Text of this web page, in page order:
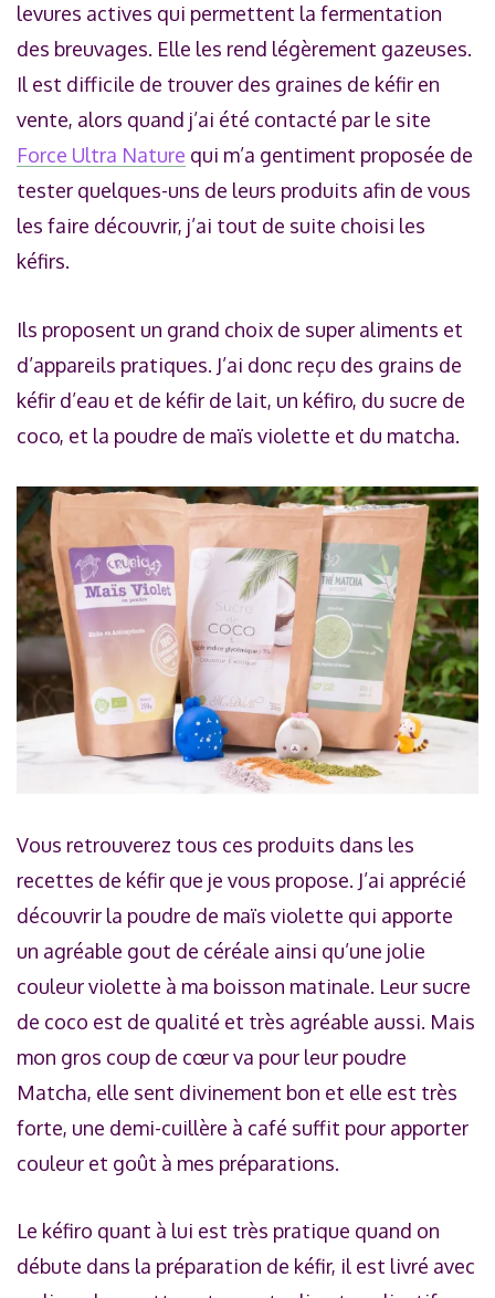
levures actives qui permettent la fermentation
des breuvages. Elle les rend légèrement gazeuses.
Il est difficile de trouver des graines de kéfir en
vente, alors quand j’ai été contacté par le site
Force Ultra Nature qui m’a gentiment proposée de
tester quelques-uns de leurs produits afin de vous
les faire découvrir, j’ai tout de suite choisi les
kéfirs.
Ils proposent un grand choix de super aliments et
d’appareils pratiques. J’ai donc reçu des grains de
kéfir d’eau et de kéfir de lait, un kéfiro, du sucre de
coco, et la poudre de maïs violette et du matcha.
Vous retrouverez tous ces produits dans les
recettes de kéfir que je vous propose. J’ai apprécié
découvrir la poudre de maïs violette qui apporte
un agréable gout de céréale ainsi qu’une jolie
couleur violette à ma boisson matinale. Leur sucre
de coco est de qualité et très agréable aussi. Mais
mon gros coup de cœur va pour leur poudre
Matcha, elle sent divinement bon et elle est très
forte, une demi-cuillère à café suffit pour apporter
couleur et goût à mes préparations.
Le kéfiro quant à lui est très pratique quand on
débute dans la préparation de kéfir, il est livré avec